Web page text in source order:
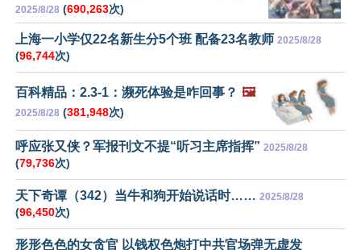
2025/8/28 (690,263次)
上海一小学仅22名新生分5个班 配备23名教师 2025/8/28
(96,744次)
百科精品：2.3-1：濒死体验是咋回事？ 🖼️
2025/8/28 (381,948次)
呼应张又侠？军报刊文不提“听习主席指挥” 2025/8/28
(79,736次)
天下奇谭（342）当牛和狗开始说话时…… 2025/8/28
(96,450次)
形形色色的女贪官 以钱权色炮打中共官场弹无虚发